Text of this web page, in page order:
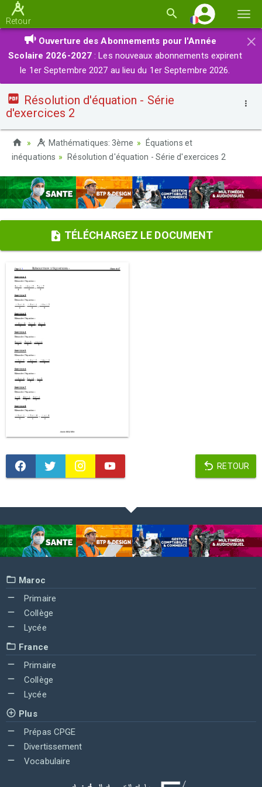
la
Retour
×
Ouverture des Abonnements pour l'Année
Scolaire 2026-2027 : Les nouveaux abonnements expirent
le 1er Septembre 2027 au lieu du 1er Septembre 2026.
Résolution d'équation - Série
d'exercices 2
Mathématiques: 3ème
Équations et
inéquations
Résolution d'équation - Série d'exercices 2
TÉLÉCHARGEZ LE DOCUMENT
RETOUR
Maroc
Primaire
Collège
Lycée
France
Primaire
Collège
Lycée
Plus
Prépas CPGE
Divertissement
Vocabulaire